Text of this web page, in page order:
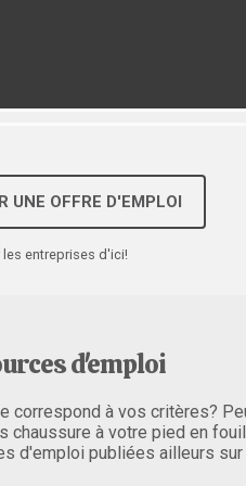
UNE OFFRE D'EMPLOI
entreprises d'ici!
d'emploi
correspond à vos critères?
chaussure à votre pied en
d'emploi publiées ailleurs sur